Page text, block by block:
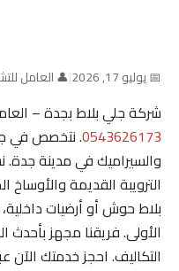
📅 يوليو 17, 2026 |👤 العامل
شركة جلي بلاط بجدة – العامل
0543626173. نتخصص في جلي
والسيراميك في مدينة جدة.
الترويبة القديمة والأوساخ
بلاط حوش أو أرضيات داخلية،
الأولى. فريقنا مجهز بأحدث
التكاليف. احجز خدمتك الآن عبر